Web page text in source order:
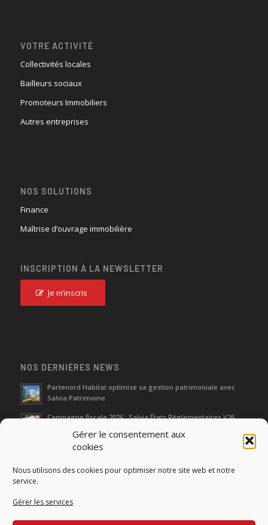
Gérer le consentement aux
cookies
Nous utilisons des cookies pour optimiser notre site web et notre
service.
Gérer les services
VOTRE ACTIVITÉ
Collectivités locales
Bailleurs sociaux
Promoteurs Immobiliers
Autres entreprises
NOS SOLUTIONS
Finance
Maîtrise d’ouvrage immobilière
INSCRIPTION À LA NEWSLETTER
Je m’inscris
NOS DERNIÈRES NEWS
Partenord Habitat optimise sa gestion patrimoniale avec
Salvia Patrimoine
Campagne fiscale 2026 : Salvia États Réglementaires V26
Journées d‘Étude de l’Immobilier 2026
Salon SIMI 2025 : entre héritage et renaissance
Séminaire Actualités Réglementaires et Fiscales 2025